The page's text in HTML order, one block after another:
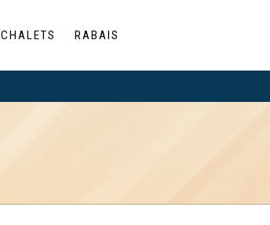
CHALETS RABAIS